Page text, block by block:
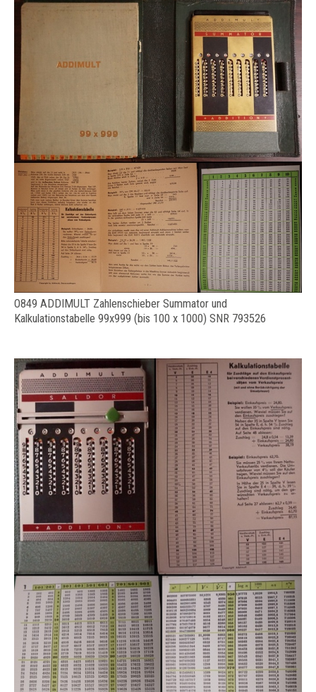
O849 ADDIMULT Zahlenschieber Summator und
Kalkulationstabelle 99x999 (bis 100 x 1000) SNR 793526